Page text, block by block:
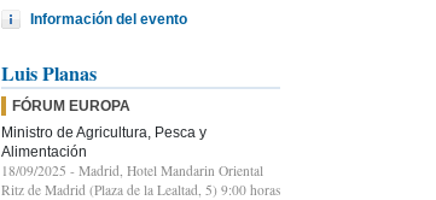
Información del evento
Luis Planas
FÓRUM EUROPA
Ministro de Agricultura, Pesca y
Alimentación
18/09/2025 - Madrid, Hotel Mandarin Oriental
Ritz de Madrid (Plaza de la Lealtad, 5) 9:00 horas